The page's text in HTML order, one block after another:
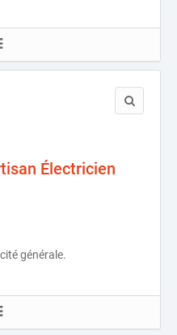
Électricien
générale.